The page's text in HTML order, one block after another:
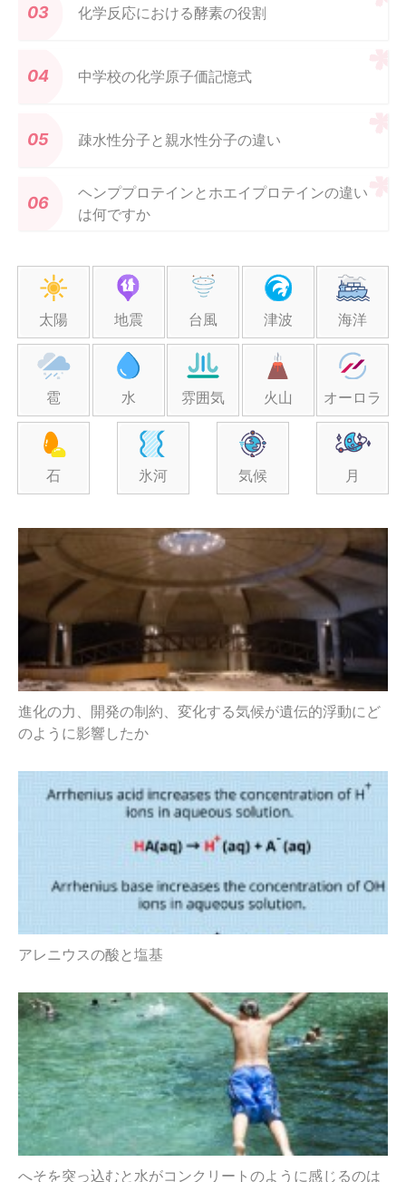
化学反応における酵素の役割
中学校の化学原子価記憶式
疎水性分子と親水性分子の違い
ヘンププロテインとホエイプロテインの違い
は何ですか
太陽 地震 台風 津波 海洋
雹 水 雰囲気 火山 オーロラ
石 氷河 気候 月
進化の力、開発の制約、変化する気候が遺伝的浮動にど
のように影響したか
アレニウスの酸と塩基
へそを突っ込むと水がコンクリートのように感じるのは